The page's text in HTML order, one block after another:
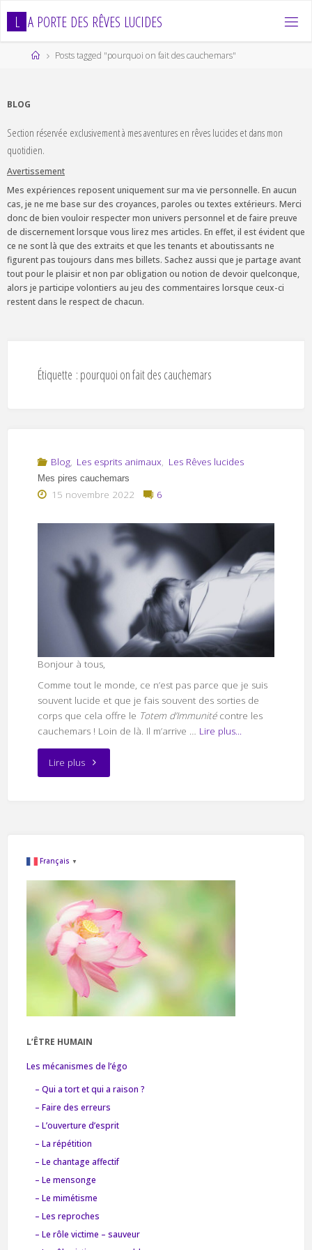
L A PORTE DES RÊVES LUCIDES
HomePosts tagged "pourquoi on fait des cauchemars"
BLOG
Section réservée exclusivement à mes aventures en rêves lucides et dans mon
quotidien.
Avertissement
Mes expériences reposent uniquement sur ma vie personnelle. En aucun
cas, je ne me base sur des croyances, paroles ou textes extérieurs. Merci
donc de bien vouloir respecter mon univers personnel et de faire preuve
de discernement lorsque vous lirez mes articles. En effet, il est évident que
ce ne sont là que des extraits et que les tenants et aboutissants ne
figurent pas toujours dans mes billets. Sachez aussi que je partage avant
tout pour le plaisir et non par obligation ou notion de devoir quelconque,
alors je participe volontiers au jeu des commentaires lorsque ceux-ci
restent dans le respect de chacun.
Étiquette : pourquoi on fait des cauchemars
Blog, Les esprits animaux, Les Rêves lucides
Mes pires cauchemars
15 novembre 2022 6
Bonjour à tous,
Comme tout le monde, ce n’est pas parce que je suis
souvent lucide et que je fais souvent des sorties de
corps que cela offre le Totem d’Immunitécontre les
cauchemars ! Loin de là. Il m’arrive … Lire plus...
Lire plus"Mes
Français ▼
L’ÊTRE HUMAIN
Les mécanismes de l’égo
– Qui a tort et qui a raison ?
– Faire des erreurs
– L’ouverture d’esprit
– La répétition
– Le chantage affectif
– Le mensonge
– Le mimétisme
– Les reproches
– Le rôle victime – sauveur